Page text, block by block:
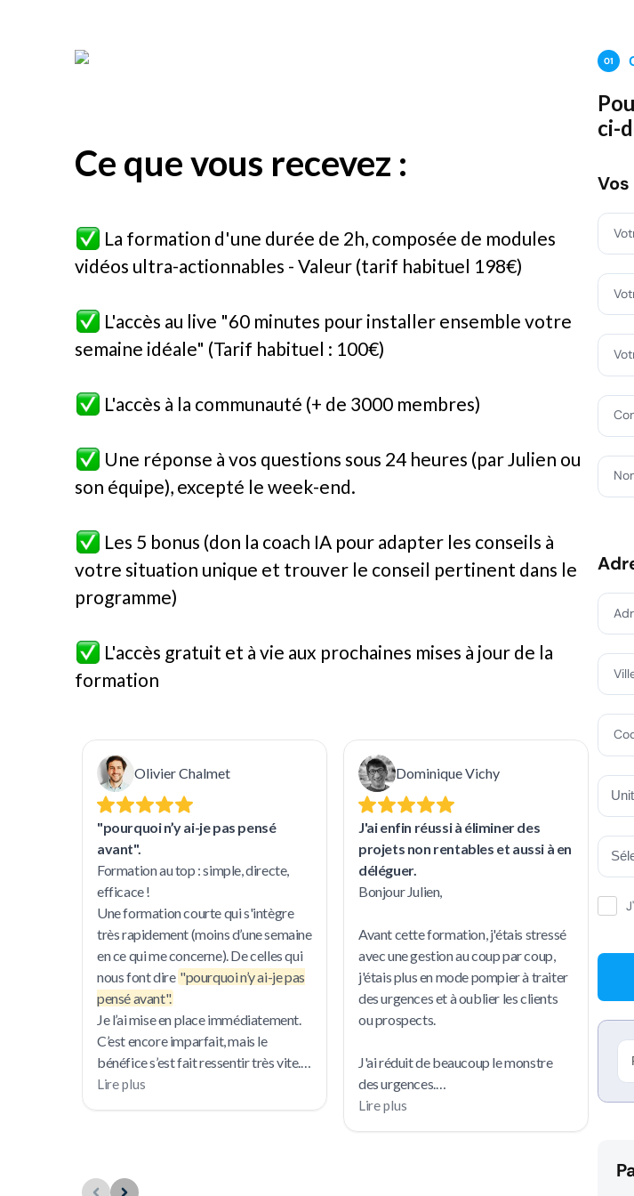
Ce que vous recevez :
La formation d'une durée de 2h, composée de modules
vidéos ultra-actionnables - Valeur (tarif habituel 198€)
L'accès au live "60 minutes pour installer ensemble votre
semaine idéale" (Tarif habituel : 100€)
L'accès à la communauté (+ de 3000 membres)
Une réponse à vos questions sous 24 heures (par Julien ou
son équipe), excepté le week-end.
Les 5 bonus (don la coach IA pour adapter les conseils à
votre situation unique et trouver le conseil pertinent dans le
programme)
L'accès gratuit et à vie aux prochaines mises à jour de la
formation
01
ci-